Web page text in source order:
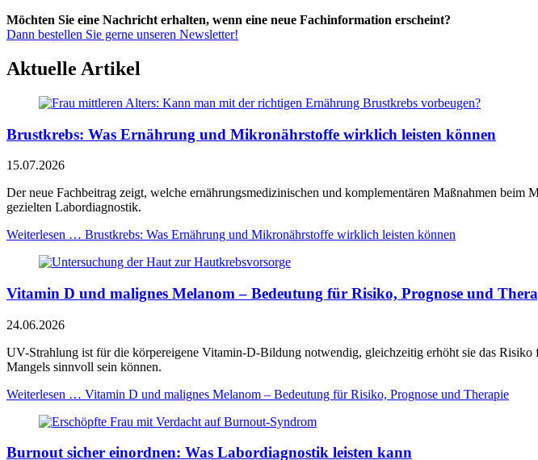
Möchten Sie eine Nachricht erhalten, wenn eine neue Fachinformation erscheint?
Dann bestellen Sie gerne unseren Newsletter!
Aktuelle Artikel
Brustkrebs: Was Ernährung und Mikronährstoffe wirklich leisten können
15.07.2026
Der neue Fachbeitrag zeigt, welche ernährungsmedizinischen und komplementären Maßnahmen
gezielten Labordiagnostik.
Weiterlesen … Brustkrebs: Was Ernährung und Mikronährstoffe wirklich leisten können
Vitamin D und malignes Melanom – Bedeutung für Risiko, Prognose und
24.06.2026
UV-Strahlung ist für die körpereigene Vitamin-D-Bildung notwendig, gleichzeitig erhöht sie das
Mangels sinnvoll sein können.
Weiterlesen … Vitamin D und malignes Melanom – Bedeutung für Risiko, Prognose und Therapie
Burnout sicher einordnen: Was Labordiagnostik leisten kann